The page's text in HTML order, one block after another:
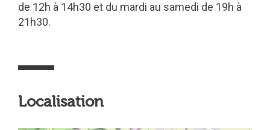
de 12h à 14h30 et du mardi au samedi de 19h à
21h30.
Localisation